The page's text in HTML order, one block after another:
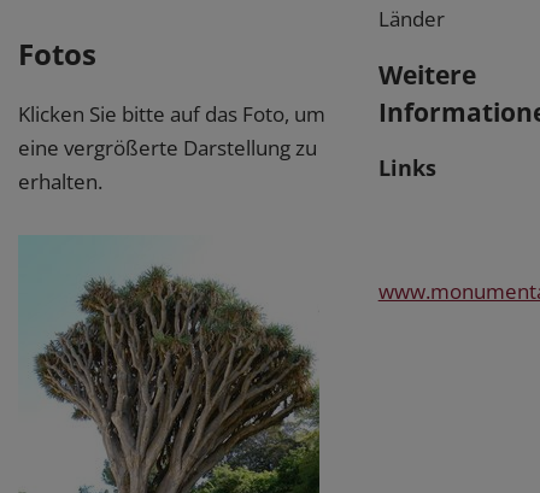
Fotos
Klicken Sie bitte auf das Foto, um
eine vergrößerte Darstellung zu
erhalten.
Länder
Weitere
Links